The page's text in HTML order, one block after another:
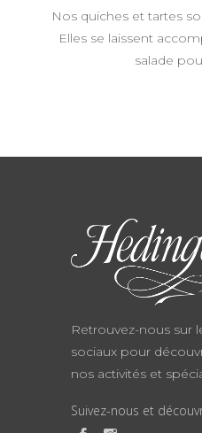
Nos quiches et tartes
Elles se laissent
salade
Retrouvez-nous sur
sociaux pour
nos activités et
Suivez-nous et